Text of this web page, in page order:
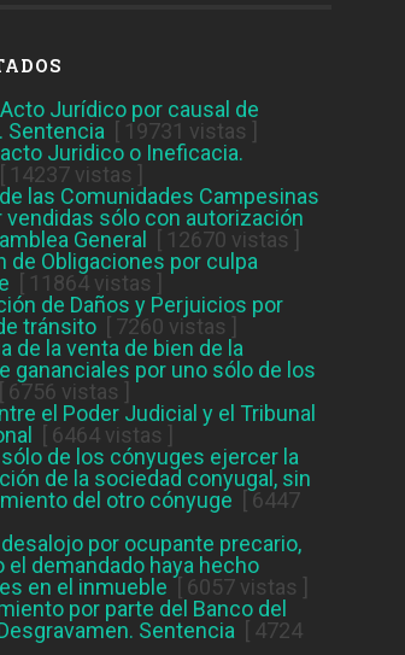
Jurídico por causal de
Sentencia [ 19731 vistas ]
Juridico o Ineficacia.
[ 14237 vistas ]
las Comunidades Campesinas
vendidas sólo con autorización
General
[ 12670 vistas ]
de Obligaciones por culpa
[ 11864 vistas ]
de Daños y Perjuicios por
tránsito [ 7260 vistas ]
de la venta de bien de la
gananciales por uno sólo de los
[ 6756 vistas ]
el Poder Judicial y el Tribunal
[ 6464 vistas ]
de los cónyuges ejercer la
de la sociedad conyugal, sin
del otro cónyuge [ 6447
por ocupante precario,
el demandado haya hecho
en el inmueble [ 6057 vistas ]
por parte del Banco del
Sentencia [ 4724